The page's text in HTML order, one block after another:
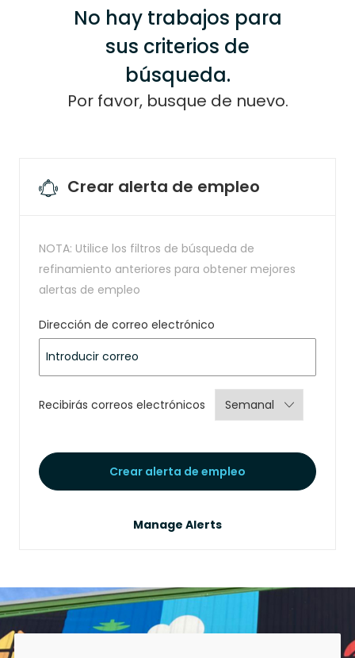
No hay trabajos para
sus criterios de
búsqueda.
Por favor, busque de nuevo.
Crear alerta de empleo
NOTA: Utilice los filtros de búsqueda de
refinamiento anteriores para obtener mejores
alertas de empleo
Dirección de correo electrónico
Recibirás correos electrónicos Required
Crear alerta de empleo
Manage Alerts